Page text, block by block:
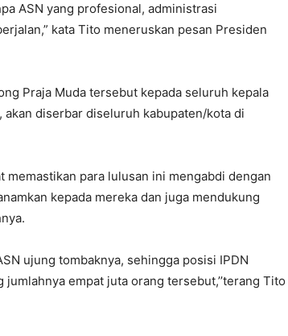
ASN yang profesional, administrasi
kata Tito meneruskan pesan Presiden
Praja Muda tersebut kepada seluruh kepala
diserbar diseluruh kabupaten/kota di
para lulusan ini mengabdi dengan
kepada mereka dan juga mendukung
ujung tombaknya, sehingga posisi IPDN
empat juta orang tersebut,’’terang Tito